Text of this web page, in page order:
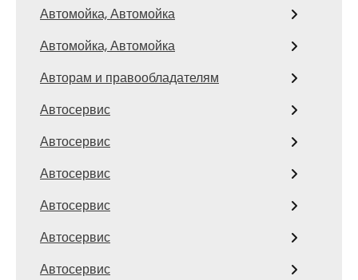
Автомойка, Автомойка
Автомойка, Автомойка
Авторам и правообладателям
Автосервис
Автосервис
Автосервис
Автосервис
Автосервис
Автосервис